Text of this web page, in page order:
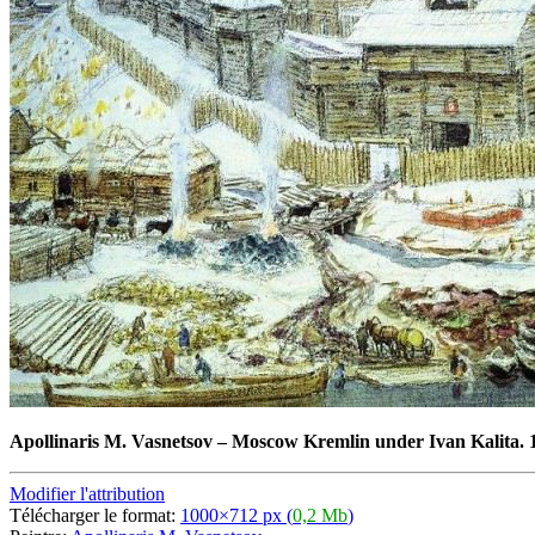
Apollinaris M. Vasnetsov–Moscow Kremlin under Ivan Kalita.
Modifier l'attribution
Télécharger le format: 1000×712 px (0,2 Mb)